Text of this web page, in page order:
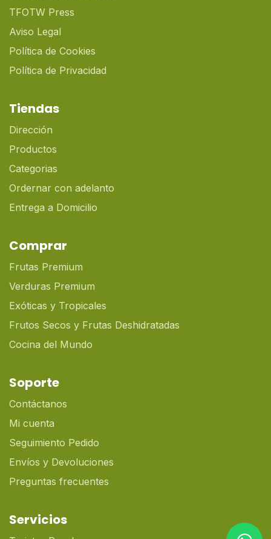
TFOTW Press
Aviso Legal
Política de Cookies
Política de Privacidad
Tiendas
Dirección
Productos
Categorias
Ordernar con adelanto
Entrega a Domicilio
Comprar
Frutas Premium
Verduras Premium
Exóticas y Tropicales
Frutos Secos y Frutas Deshidratadas
Cocina del Mundo
Soporte
Contáctanos
Mi cuenta
Seguimiento Pedido
Envíos y Devoluciones
Preguntas frecuentes
Servicios